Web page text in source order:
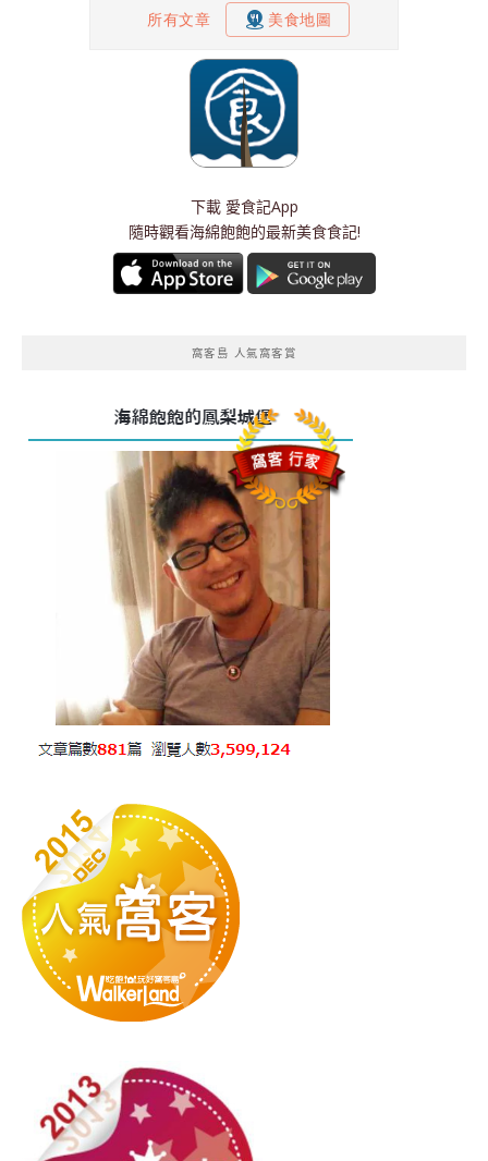
下載 愛食記App
隨時觀看海綿飽飽的最新美食食記!
窩客島 人氣窩客賞